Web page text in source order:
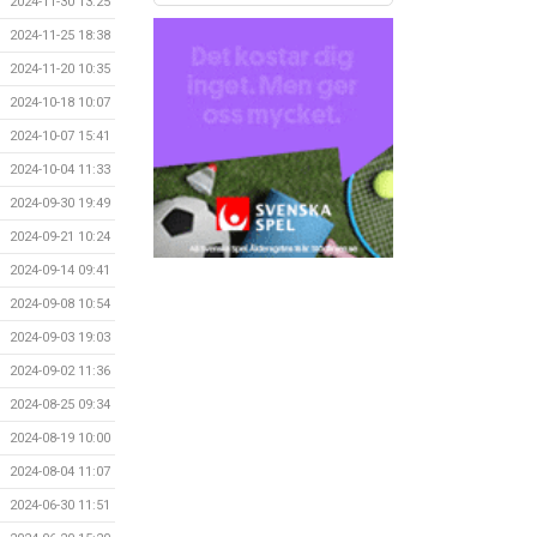
2024-11-25 18:38
2024-11-20 10:35
2024-10-18 10:07
2024-10-07 15:41
2024-10-04 11:33
2024-09-30 19:49
2024-09-21 10:24
2024-09-14 09:41
2024-09-08 10:54
2024-09-03 19:03
2024-09-02 11:36
2024-08-25 09:34
2024-08-19 10:00
2024-08-04 11:07
2024-06-30 11:51